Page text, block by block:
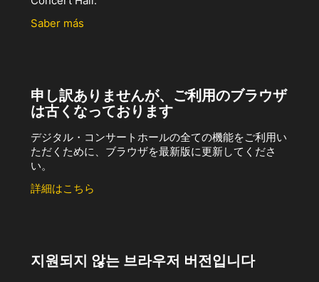
Saber más
申し訳ありませんが、ご利用のブラウザ
は古くなっております
デジタル・コンサートホールの全ての機能をご利用い
ただくために、ブラウザを最新版に更新してくださ
い。
詳細はこちら
지원되지 않는 브라우저 버전입니다